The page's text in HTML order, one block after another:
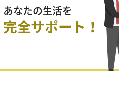
あなたの生活を
完全サポート！